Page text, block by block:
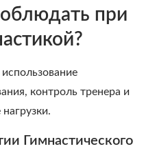
при
контроль тренера и
Гимнастического